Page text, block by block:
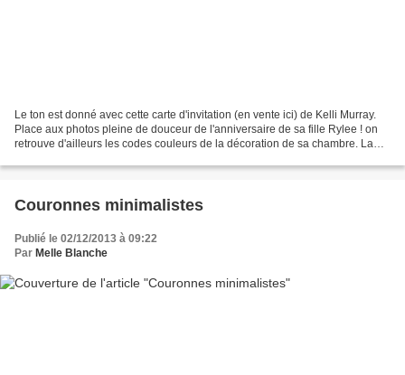
Le ton est donné avec cette carte d'invitation (en vente ici) de Kelli Murray.
Place aux photos pleine de douceur de l'anniversaire de sa fille Rylee ! on
retrouve d'ailleurs les codes couleurs de la décoration de sa chambre. La
Couronnes minimalistes
Publié le 02/12/2013 à 09:22
Par Melle Blanche